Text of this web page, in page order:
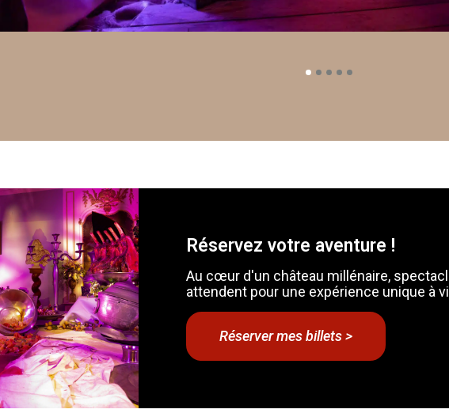
le chevalier
de la Royale
Réservez votre aventure !
Au cœur d'un château millénaire,
attendent pour une expérience unique à
Réserver mes billets >